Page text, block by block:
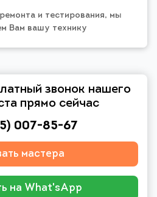
и тестирования, мы
Вам вашу технику
звонок нашего
прямо сейчас
007-85-67
мастера
на What'sApp